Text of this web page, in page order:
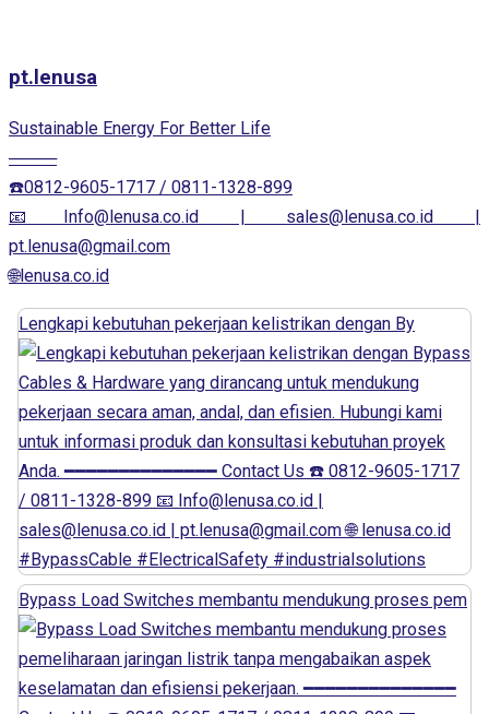
pt.lenusa
Sustainable Energy For Better Life
────
☎️0812-9605-1717 / 0811-1328-899
📧Info@lenusa.co.id | sales@lenusa.co.id |
pt.lenusa@gmail.com
🌐lenusa.co.id
Lengkapi kebutuhan pekerjaan kelistrikan dengan By
Bypass Load Switches membantu mendukung proses pem